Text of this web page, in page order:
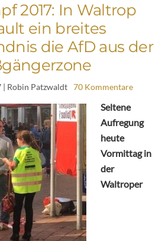
2017: In Waltrop
ein breites
die AfD aus der
| Robin Patzwaldt 70 Kommentare
Seltene
Aufregung
heute
Vormittag in
der
Waltroper